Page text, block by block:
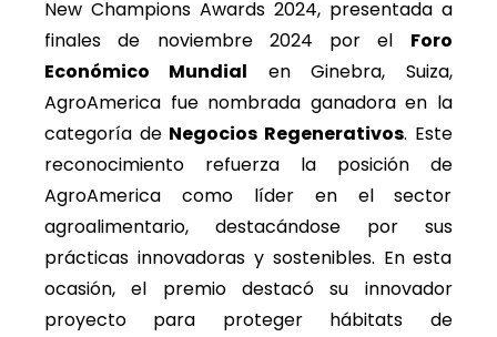
New Champions Awards 2024, presentada a
finales de noviembre 2024 por el Foro
Económico Mundial en Ginebra, Suiza,
AgroAmerica fue nombrada ganadora en la
categoría de Negocios Regenerativos. Este
reconocimiento refuerza la posición de
AgroAmerica como líder en el sector
agroalimentario, destacándose por sus
prácticas innovadoras y sostenibles. En esta
ocasión, el premio destacó su innovador
proyecto para proteger hábitats de